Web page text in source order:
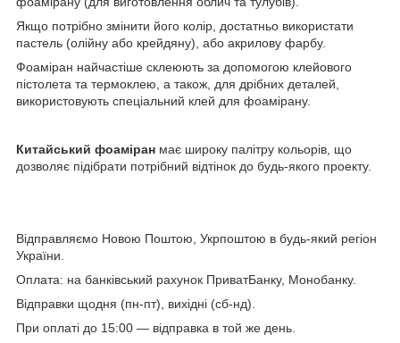
Якщо потрібно змінити його колір, достатньо використати
пастель (олійну або крейдяну), або акрилову фарбу.
Фоаміран найчастіше склеюють за допомогою клейового
пістолета та термоклею, а також, для дрібних деталей,
використовують спеціальний клей для фоамірану.
Китайський фоаміран має широку палітру кольорів, що
дозволяє підібрати потрібний відтінок до будь-якого проекту.
Відправляємо Новою Поштою, Укрпоштою в будь-який регіон
України.
Оплата: на банківський рахунок ПриватБанку, Монобанку.
Відправки щодня (пн-пт), вихідні (сб-нд).
При оплаті до 15:00 — відправка в той же день.